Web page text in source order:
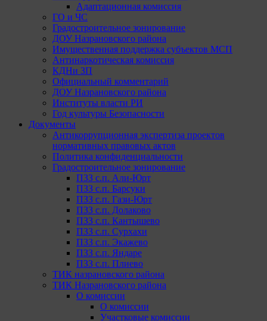
Адаптационная комиссия
ГО и ЧС
Градостроительное зонирование
ДОУ Назрановского района
Имущественная поддержка субъектов МСП
Антинаркотическая комиссия
КДНи ЗП
Официальный комментарий
ДОУ Назрановского района
Институты власти РИ
Год культуры Безопасности
Документы
Антикоррупционная экспертиза проектов
нормативных правовых актов
Политика конфиденциальности
Градостроительное зонирование
ПЗЗ с.п. Али-Юрт
ПЗЗ с.п. Барсуки
ПЗЗ с.п. Гази-Юрт
ПЗЗ с.п. Долаково
ПЗЗ с.п. Кантышево
ПЗЗ с.п. Сурхахи
ПЗЗ с.п. Экажево
ПЗЗ с.п. Яндаре
ПЗЗ с.п. Плиево
ТИК назрановского района
ТИК Назрановского района
О комиссии
О комиссии
Участковые комиссии